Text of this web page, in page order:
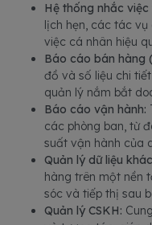
Hệ thống nhắc việc
lịch hẹn, các tác
việc cá nhân hiệu
Báo cáo bán hàng
đồ và số liệu chi
quản lý nắm bắt
Báo cáo vận hành:
các phòng ban, từ
suất vận hành của
Quản lý dữ liệu
hàng trên một nền
sóc và tiếp thị sau
Quản lý CSKH: